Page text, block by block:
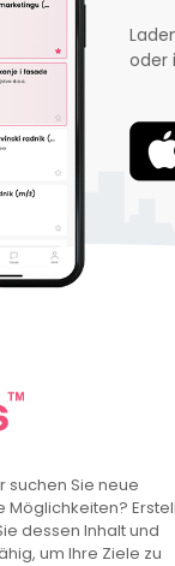
oder
suchen Sie neue
Möglichkeiten?
dessen Inhalt und
um Ihre Ziele zu